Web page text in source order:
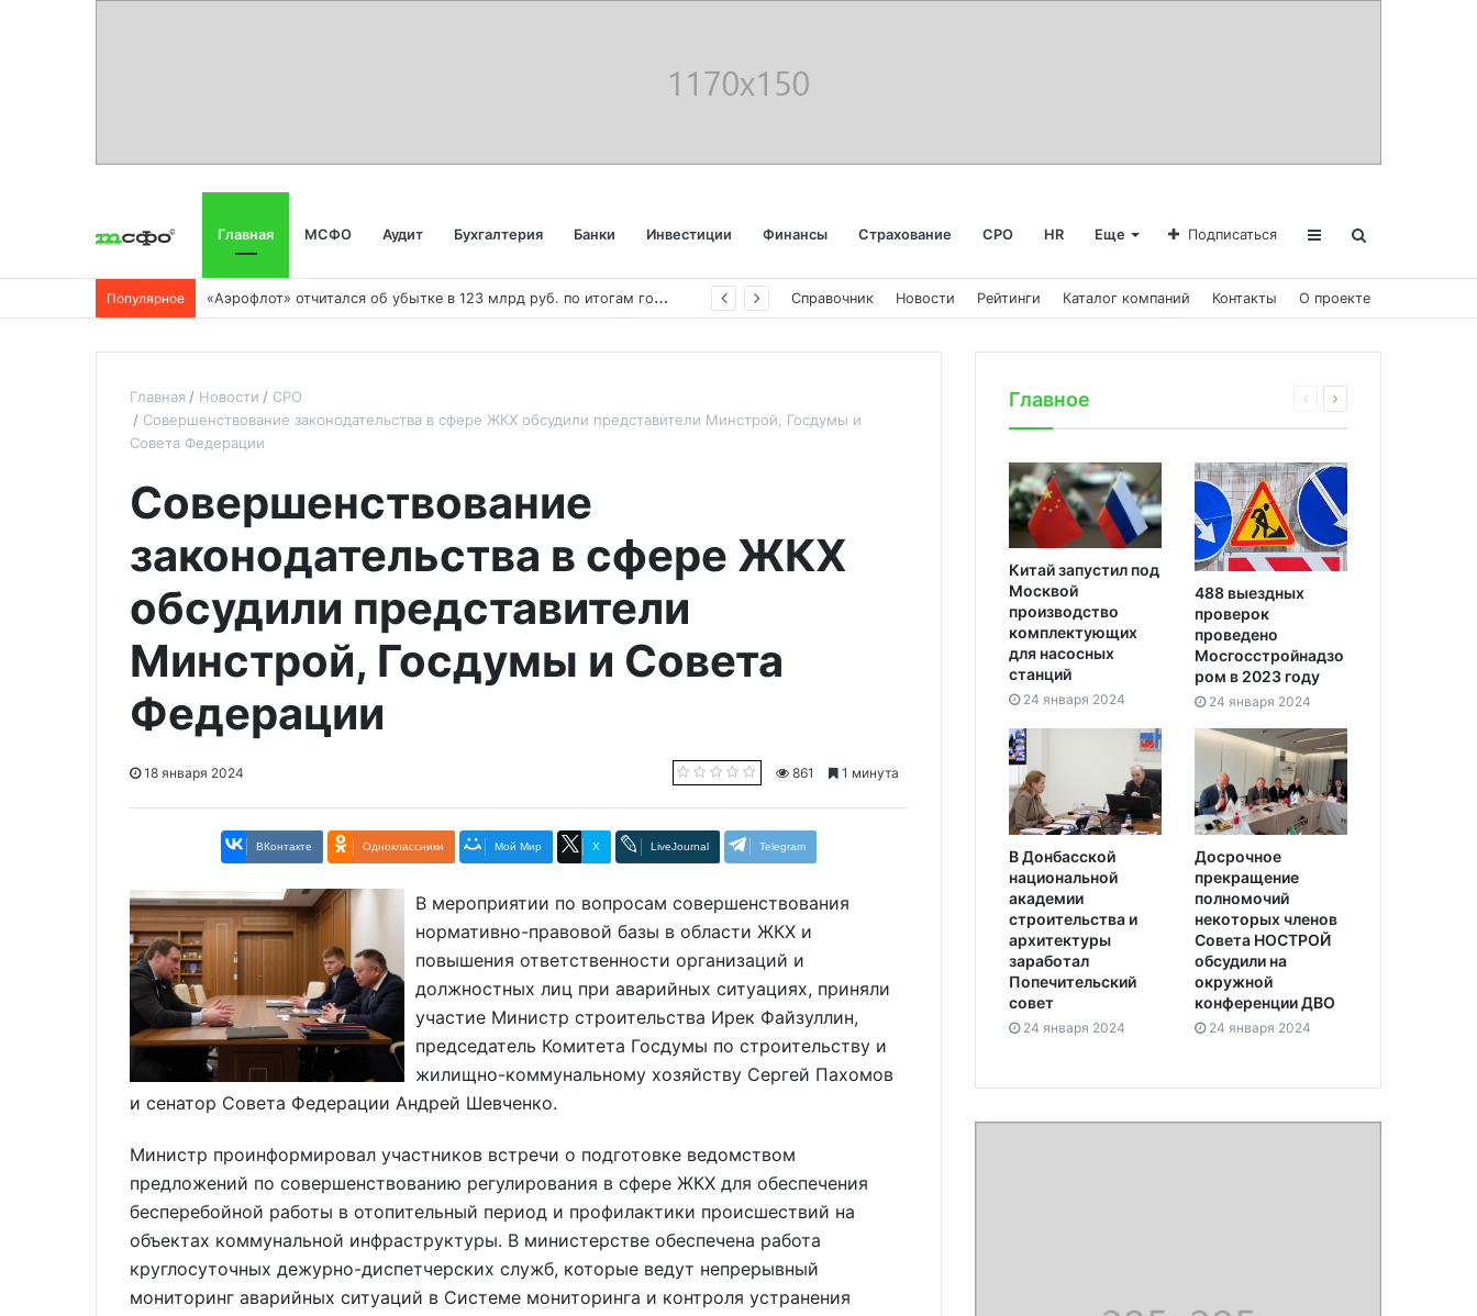
Главная МСФО Аудит Бухгалтерия Банки Инвестиции Финансы Страхование СРО HR Еще Подписаться
Популярное «
Аэрофлот» отчитался об убытке в 123 млрд руб. по итогам года пандемии Справочник Новости Рейтинги Каталог компаний Контакты О проекте
Главная Новости
СРО
Cовершенствование законодательства в сфере ЖКХ обсудили представители Минстрой, Госдумы и
Совета Федерации
Cовершенствование
законодательства в сфере ЖКХ
обсудили представители
Минстрой, Госдумы и Совета
Федерации
18 января 2024 861 1 минута
ВКонтакте Одноклассники Мой Мир X LiveJournal Telegram
В мероприятии по вопросам совершенствования
нормативно-правовой базы в области ЖКХ и
повышения ответственности организаций и
должностных лиц при аварийных ситуациях, приняли
участие Министр строительства Ирек Файзуллин,
председатель Комитета Госдумы по строительству и
жилищно-коммунальному хозяйству Сергей Пахомов
и сенатор Совета Федерации Андрей Шевченко.
Министр проинформировал участников встречи о подготовке ведомством
предложений по совершенствованию регулирования в сфере ЖКХ для обеспечения
бесперебойной работы в отопительный период и профилактики происшествий на
объектах коммунальной инфраструктуры. В министерстве обеспечена работа
круглосуточных дежурно-диспетчерских служб, которые ведут непрерывный
мониторинг аварийных ситуаций в Системе мониторинга и контроля устранения
Главное
Китай запустил под
Москвой
производство
комплектующих
для насосных
станций
24 января 2024
488 выездных
проверок
проведено
Мосгосстройнадзо
ром в 2023 году
24 января 2024
В Донбасской
национальной
академии
строительства и
архитектуры
заработал
Попечительский
совет
24 января 2024
Досрочное
прекращение
полномочий
некоторых членов
Совета НОСТРОЙ
обсудили на
окружной
конференции ДВО
24 января 2024